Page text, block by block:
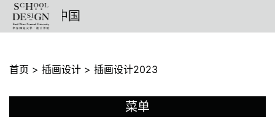
首页 > 插画设计 > 插画设计2023
菜单